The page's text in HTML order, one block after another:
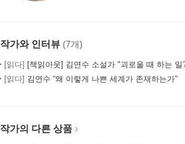
작가와 인터뷰 (7개)
[읽다] [책읽아웃] 김연수 소설가 "괴로울 때 하는 일? 시급하게 나무
[읽다] 김연수 “왜 이렇게 나쁜 세계가 존재하는가”
작가의 다른 상품